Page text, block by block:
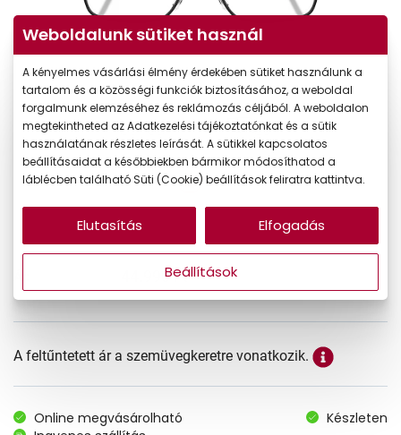
44.990 Ft
A feltűntetett ár a szemüvegkeretre vonatkozik.
Online megvásárolható
Készleten
Weboldalunk sütiket használ
A kényelmes vásárlási élmény érdekében sütiket használunk a
tartalom és a közösségi funkciók biztosításához, a weboldal
forgalmunk elemzéséhez és reklámozás céljából. A weboldalon
megtekintheted az Adatkezelési tájékoztatónkat és a sütik
használatának részletes leírását. A sütikkel kapcsolatos
beállításaidat a későbbiekben bármikor módosíthatod a
láblécben található Süti (Cookie) beállítások feliratra kattintva.
Beállítások
Elutasítás Elfogadás